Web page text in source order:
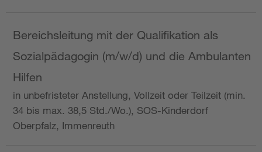
Bereichsleitung mit der Qualifikation als
Sozialpädagogin (m/w/d) und die Ambulanten
Hilfen
in unbefristeter Anstellung, Vollzeit oder Teilzeit (min.
34 bis max. 38,5 Std./Wo.), SOS-Kinderdorf
Oberpfalz, Immenreuth